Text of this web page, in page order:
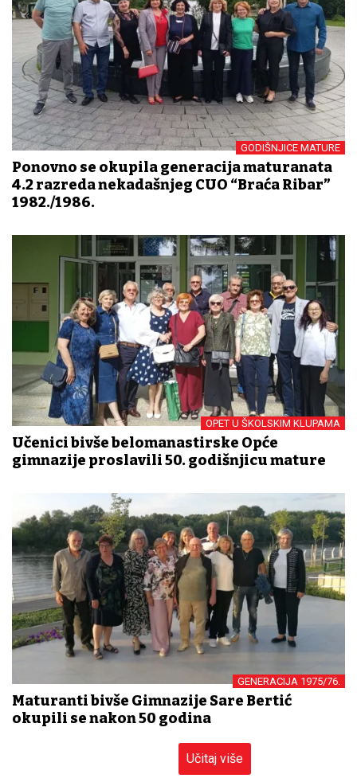
GODIŠNJICE MATURE
Ponovno se okupila generacija maturanata
4.2 razreda nekadašnjeg CUO “Braća Ribar”
1982./1986.
OPET U ŠKOLSKIM KLUPAMA
Učenici bivše belomanastirske Opće
gimnazije proslavili 50. godišnjicu mature
GENERACIJA 1975/76.
Maturanti bivše Gimnazije Sare Bertić
okupili se nakon 50 godina
Učitaj više